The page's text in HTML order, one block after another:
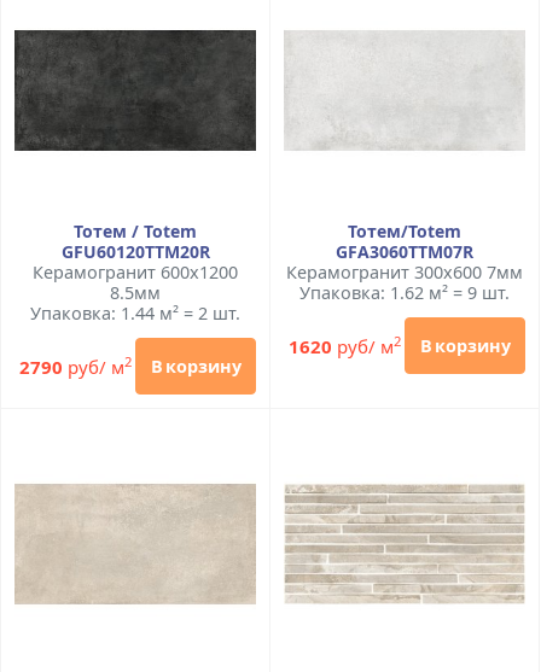
Тотем / Totem
GFU60120TTM20R
Керамогранит 600x1200
8.5мм
Упаковка: 1.44 м² = 2 шт.
2790 руб/ м2 В корзину
Тотем/Totem
GFA3060TTM07R
Керамогранит 300x600 7мм
Упаковка: 1.62 м² = 9 шт.
1620 руб/ м2 В корзину